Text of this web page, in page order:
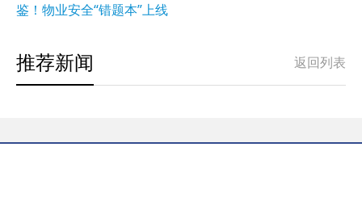
鉴！物业安全“错题本”上线
返回列表
推荐新闻